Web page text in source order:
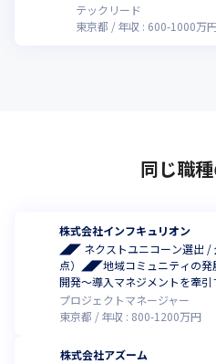
テックリード
東京都
年収 : 600-1000万
同じ職
株式会社インフキュリオン
◢◤ ネクストユニコーン選出 /
点）◢◤地域コミュニティの発
開発～導入マネジメントを牽
集！
プロジェクトマネージャー
東京都
年収 : 800-1200万円
株式会社アズーム